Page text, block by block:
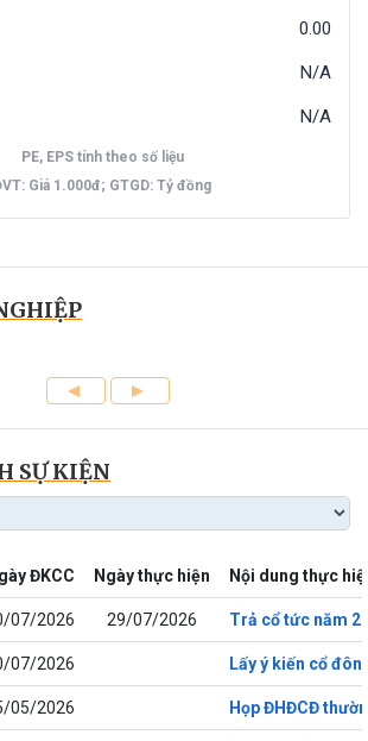
0.00
N/A
N/A
PE, EPS tính theo số liệu
Giá 1.000đ; GTGD: Tỷ đồng
SỰ KIỆN
ĐKCC Ngày thực hiện Nội dung thực
07/2026 29/07/2026 Trả cổ tức năm
07/2026 Lấy ý kiến cổ
05/2026 Họp ĐHĐCĐ